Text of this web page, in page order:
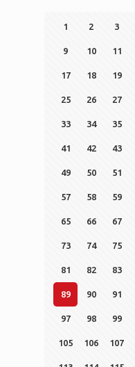
1 2 3
9 10 11
17 18 19
25 26 27
33 34 35
41 42 43
49 50 51
57 58 59
65 66 67
73 74 75
81 82 83
89 90 91
97 98 99
105 106 107